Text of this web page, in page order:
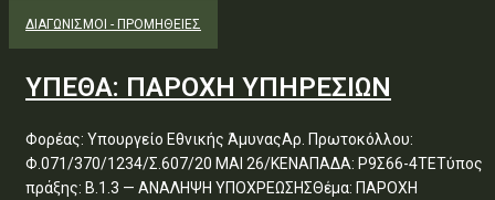
ΔΙΑΓΩΝΙΣΜΟΊ - ΠΡΟΜΉΘΕΙΕΣ
ΥΠΕΘΑ: ΠΑΡΟΧΗ ΥΠΗΡΕΣΙΩΝ
Φορέας: Υπουργείο Εθνικής ΆμυναςΑρ. Πρωτοκόλλου:
Φ.071/370/1234/Σ.607/20 ΜΑΙ 26/ΚΕΝΑΠΑΔΑ: Ρ9Σ66-4ΤΕΤύπος
πράξης: Β.1.3 — ΑΝΑΛΗΨΗ ΥΠΟΧΡΕΩΣΗΣΘέμα: ΠΑΡΟΧΗ